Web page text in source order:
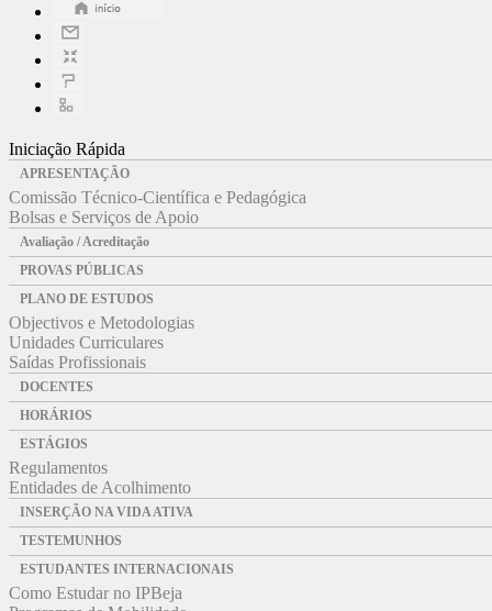
Iniciação Rápida
APRESENTAÇÃO
Comissão Técnico-Científica e Pedagógica
Bolsas e Serviços de Apoio
Avaliação / Acreditação
PROVAS PÚBLICAS
PLANO DE ESTUDOS
Objectivos e Metodologias
Unidades Curriculares
Saídas Profissionais
DOCENTES
HORÁRIOS
ESTÁGIOS
Regulamentos
Entidades de Acolhimento
INSERÇÃO NA VIDA ATIVA
TESTEMUNHOS
ESTUDANTES INTERNACIONAIS
Como Estudar no IPBeja